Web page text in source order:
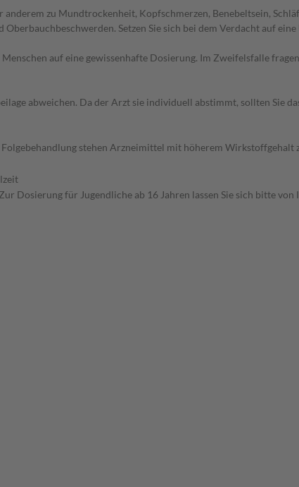
zu Mundtrockenheit, Kopfschmerzen, Benebeltsein,
Setzen Sie sich bei dem Verdacht auf
auf eine gewissenhafte Dosierung. Im Zweifelsfalle
abweichen. Da der Arzt sie individuell abstimmt, sollten Sie
stehen Arzneimittel mit höherem
Dosierung für Jugendliche ab 16 Jahren lassen Sie sich bitte